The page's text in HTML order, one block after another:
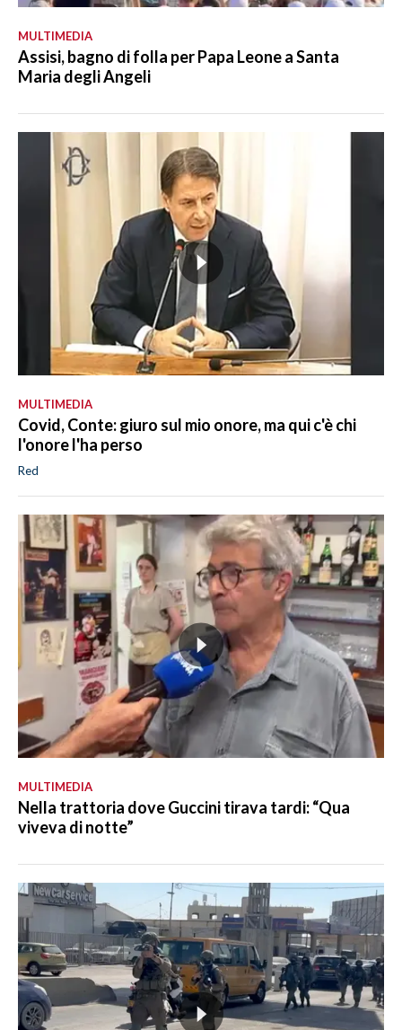
MULTIMEDIA
Assisi, bagno di folla per Papa Leone a Santa
Maria degli Angeli
MULTIMEDIA
Covid, Conte: giuro sul mio onore, ma qui c'è chi
l'onore l'ha perso
Red
MULTIMEDIA
Nella trattoria dove Guccini tirava tardi: “Qua
viveva di notte”